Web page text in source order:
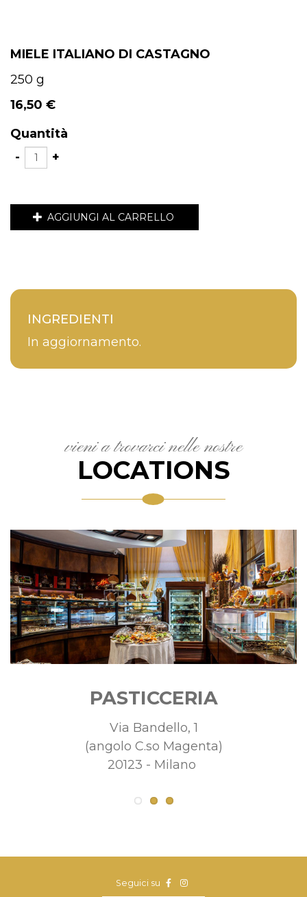
MIELE ITALIANO DI CASTAGNO
250 g
16,50 €
Quantità
-
+
AGGIUNGI AL CARRELLO
INGREDIENTI
In aggiornamento.
vieni a trovarci nelle nostre
LOCATIONS
PASTICCERIA
Via Bandello, 1
(angolo C.so Magenta)
20123 - Milano
Seguici su